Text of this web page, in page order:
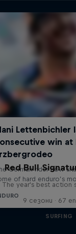
Red Bull
The year's best action
9 сезони · 67
SURFING